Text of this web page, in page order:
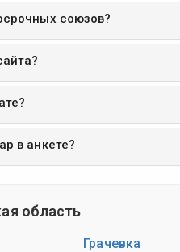
союзов?
в анкете?
область
Грачевка